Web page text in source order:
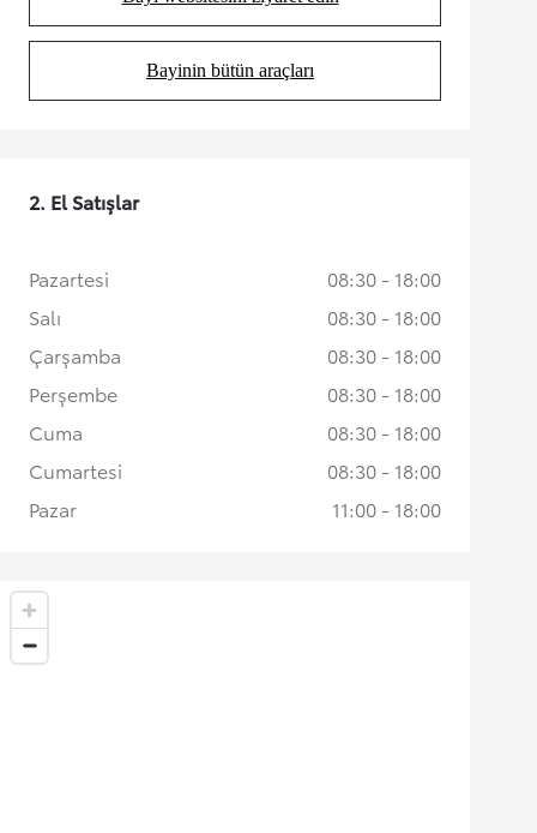
(Opens in new tab)
Bayinin bütün araçları
(Opens in new tab)
2. El Satışlar
Pazartesi
08:30 - 18:00
Salı
08:30 - 18:00
Çarşamba
08:30 - 18:00
Perşembe
08:30 - 18:00
Cuma
08:30 - 18:00
Cumartesi
08:30 - 18:00
Pazar
11:00 - 18:00